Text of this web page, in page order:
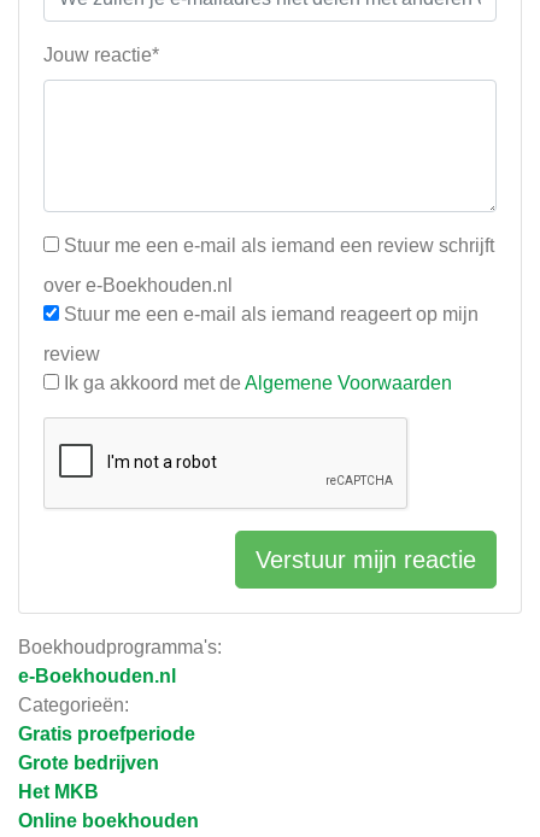
Boekhoudprogramma's:
e-Boekhouden.nl
Categorieën:
Gratis proefperiode
Grote bedrijven
Het MKB
Online boekhouden
Jouw reactie*
Stuur me een e-mail als iemand een review schrijft
over e-Boekhouden.nl
Stuur me een e-mail als iemand reageert op mijn
review
Ik ga akkoord met de Algemene Voorwaarden
Verstuur mijn reactie